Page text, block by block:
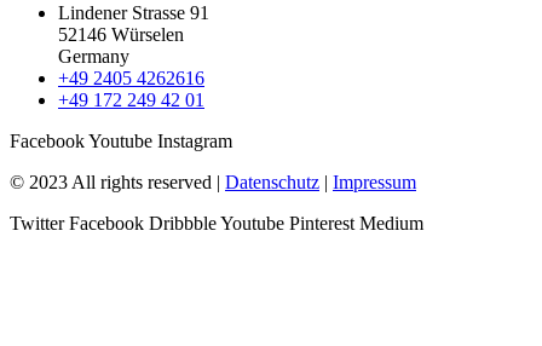
Lindener Strasse 91
52146 Würselen
Germany
+49 2405 4262616
+49 172 249 42 01
FacebookYoutube Instagram
© 2023 All rights reserved | Datenschutz | Impressum
Twitter Facebook DribbbleYoutube Pinterest Medium